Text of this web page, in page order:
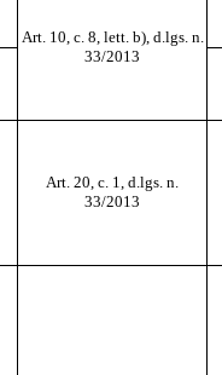
Art. 10, c. 8, lett. b), d.lgs. n.
33/2013
Art. 20, c. 1, d.lgs. n.
33/2013